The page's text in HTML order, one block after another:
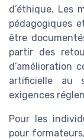
d’éthique. Les
pédagogiques
être
partir des
d’amélioration
artificielle au
exigences
Pour les
pour